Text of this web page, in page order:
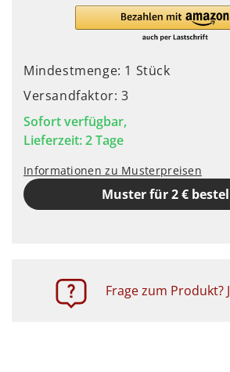
Mindestmenge: 1 Stück
Versandfaktor: 3
Sofort verfügbar,
Lieferzeit: 2 Tage
Informationen zu Musterpreisen
Muster für 2 €
Frage zum Produkt?